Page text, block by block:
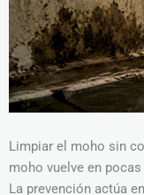
Limpiar el moho sin
moho vuelve en
La prevención actúa